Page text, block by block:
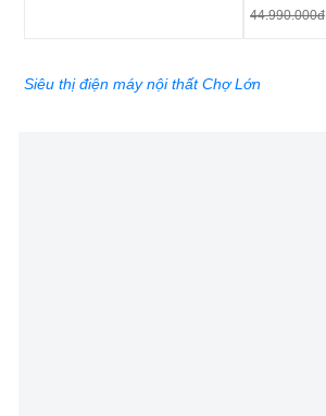
44.990.000đ
Siêu thị điện máy nội thất Chợ Lớn